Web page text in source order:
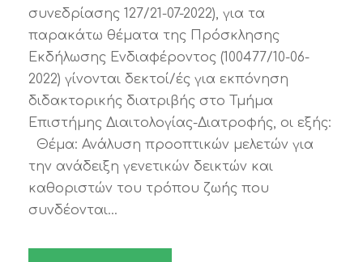
συνεδρίασης 127/21-07-2022), για τα
παρακάτω θέματα της Πρόσκλησης
Εκδήλωσης Ενδιαφέροντος (100477/10-06-
2022) γίνονται δεκτοί/ές για εκπόνηση
διδακτορικής διατριβής στο Τμήμα
Επιστήμης Διαιτολογίας-Διατροφής, οι εξής:
Θέμα: Ανάλυση προοπτικών μελετών για
την ανάδειξη γενετικών δεικτών και
καθοριστών του τρόπου ζωής που
συνδέονται...